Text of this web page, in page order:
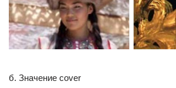
б. Значение cover